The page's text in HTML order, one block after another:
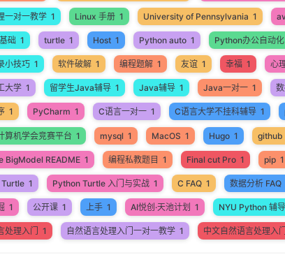
一对一教学 1 Linux 手册 1 University of Pennsylvania 1
础 1 turtle 1 Host 1 Python auto 1 Python办公自动化
小技巧 1 软件破解 1 编程题解 1 友谊 1 幸福 1 心
大学 1 留学生Java辅导 1 Java辅导 1 Java一对一 1
1 PyCharm 1 C语言一对一 1 C语言大学不挂科辅导 1
算机学会竞赛平台 1 mysql 1 MacOS 1 Hugo 1 github
BigModel README 1 编程私教题目 1 Final cut Pro 1 pip 1
1 Python Turtle 入门与实战 1 C FAQ 1 数据分析 FAQ
1 公开课 1 上手 1 AI悦创·天池计划 1 NYU Python 辅导
处理入门 1 自然语言处理入门一对一教学 1 中文自然语言处理入门